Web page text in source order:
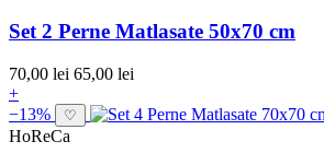
Set 2 Perne Matlasate 50x70 cm
70,00 lei 65,00 lei
+
−13%
♡
HoReCa